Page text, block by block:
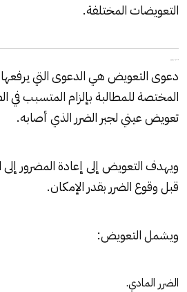
التعويضات المختلفة.
دعوى التعويض هي الدعوى التي
المختصة للمطالبة بإلزام المتسبب في
تعويض عيني لجبر الضرر الذي أصابه.
ويهدف التعويض إلى إعادة المضرور
قبل وقوع الضرر بقدر الإمكان.
ويشمل التعويض:
الضرر المادي.